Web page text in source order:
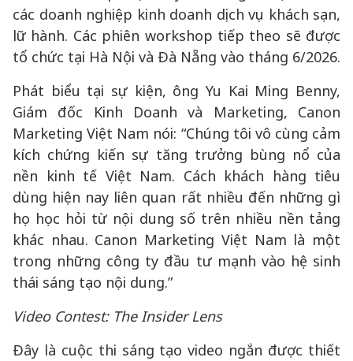
các doanh nghiệp kinh doanh dịch vụ khách sạn,
lữ hành. Các phiên workshop tiếp theo sẽ được
tổ chức tại Hà Nội và Đà Nẵng vào tháng 6/2026.
Phát biểu tại sự kiện, ông Yu Kai Ming Benny,
Giám đốc Kinh Doanh và Marketing, Canon
Marketing Việt Nam nói: “Chúng tôi vô cùng cảm
kích chứng kiến sự tăng trưởng bùng nổ của
nền kinh tế Việt Nam. Cách khách hàng tiêu
dùng hiện nay liên quan rất nhiều đến những gì
họ học hỏi từ nội dung số trên nhiều nền tảng
khác nhau. Canon Marketing Việt Nam là một
trong những công ty đầu tư mạnh vào hệ sinh
thái sáng tạo nội dung.”
Video Contest: The Insider Lens
Đây là cuộc thi sáng tạo video ngắn được thiết